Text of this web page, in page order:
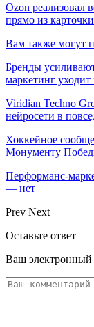
Ozon реализовал
прямо из
Вам также могут
Бренды
маркетинг
Viridian Techno
нейросети в
Хоккейное
Монументу
Перформанс-
— нет
Prev Next
Оставьте ответ
Ваш электронный